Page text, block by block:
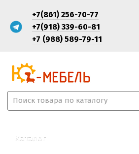
+7(861) 256-70-77
+7(918) 339-60-81
+7 (988) 589-79-11
Каталог